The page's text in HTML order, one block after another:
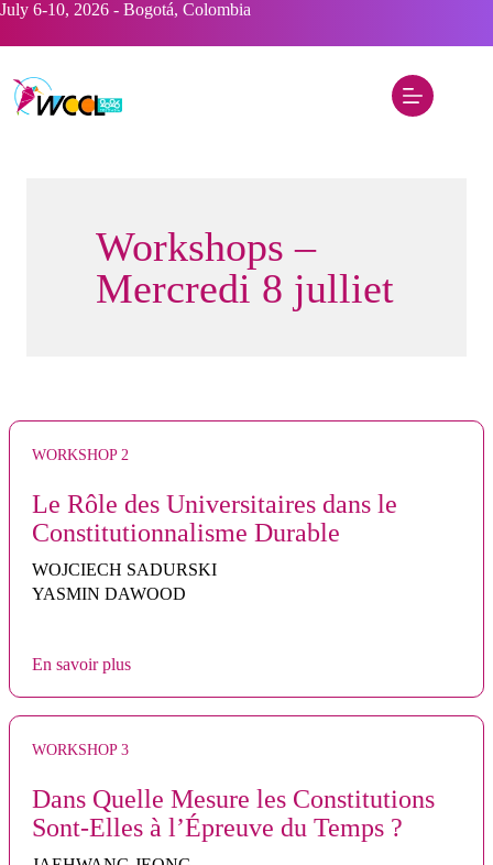
Skip
content
July 6-10, 2026 - Bogotá, Colombia
Workshops –
Mercredi 8 julliet
WORKSHOP 2
Le Rôle des Universitaires dans le
Constitutionnalisme Durable
WOJCIECH SADURSKI
YASMIN DAWOOD
En savoir plus
WORKSHOP 3
Dans Quelle Mesure les Constitutions
Sont-Elles à l’Épreuve du Temps ?